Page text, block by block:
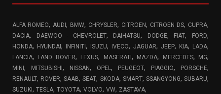
ALFA ROMEO, AUDI , BMW, CHRYSLER, CITROEN, CITROEN DS, CUPRA,
DACIA, DAEWOO - CHEVROLET, DAIHATSU, DODGE, FIAT, FORD,
HONDA, HYUNDAI , INFINITI , ISUZU, IVECO, JAGUAR, JEEP, KIA, LADA,
LANCIA, LAND ROVER, LEXUS, MASERATI , MAZDA, MERCEDES, MG,
MINI , MITSUBISHI , NISSAN, OPEL, PEUGEOT, PIAGGIO, PORSCHE,
RENAULT, ROVER,SAAB,SEAT, SKODA, SMART, SSANGYONG,SUBARU,
SUZUKI , TESLA, TOYOTA, VOLVO, VW, ZASTAVA,